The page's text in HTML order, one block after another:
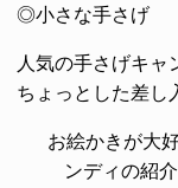
◎小さな手さげ
人気の手さげキャ
ちょっとした差し
お絵かきが大
ンディの紹